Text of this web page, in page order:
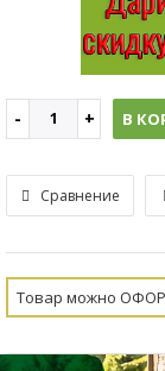
В
Сравнение
Товар можно